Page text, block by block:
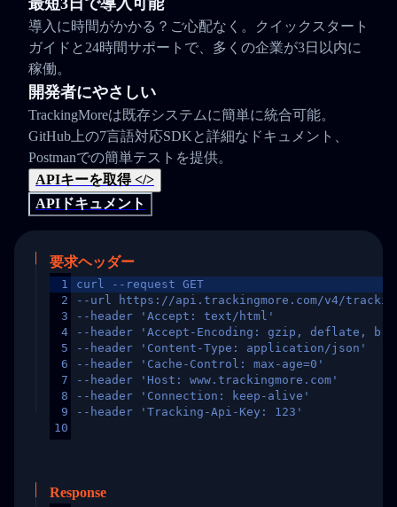
最短3日で導入可能
導入に時間がかかる？ご心配なく。クイックスタート
ガイドと24時間サポートで、多くの企業が3日以内に
稼働。
開発者にやさしい
TrackingMoreは既存システムに簡単に統合可能。
GitHub上の7言語対応SDKと詳細なドキュメント、
Postmanでの簡単テストを提供。
APIキーを取得 </>
APIドキュメント
要求ヘッダー
1
2
3
4
5
6
7
8
9
10
curl --request GET
--url https://api.trackingmore.com/v4/trackings/
--header 'Accept: text/html'
--header 'Accept-Encoding: gzip, deflate,
--header 'Content-Type: application/json'
--header 'Cache-Control: max-age=0'
--header 'Host: www.trackingmore.com'
--header 'Connection: keep-alive'
--header 'Tracking-Api-Key: 123'
Response